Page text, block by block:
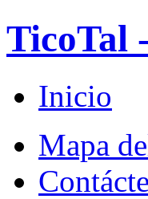
TicoTal
Inicio
Mapa